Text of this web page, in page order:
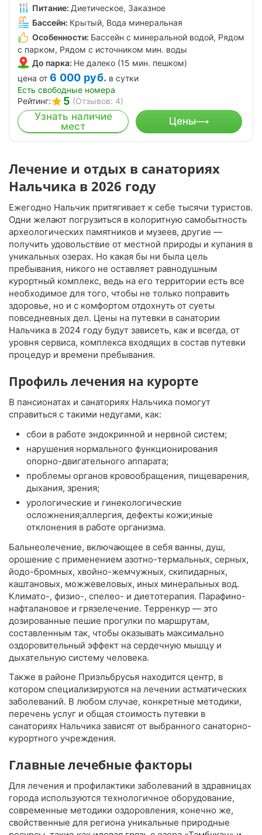
Лечение и отдых в санаториях
Нальчика в 2026 году
Ежегодно Нальчик притягивает к себе тысячи туристов.
Одни желают погрузиться в колоритную самобытность
археологических памятников и музеев, другие —
получить удовольствие от местной природы и купания в
уникальных озерах. Но какая бы ни была цель
пребывания, никого не оставляет равнодушным
курортный комплекс, ведь на его территории есть все
необходимое для того, чтобы не только поправить
здоровье, но и с комфортом отдохнуть от суеты
повседневных дел. Цены на путевки в санатории
Нальчика в 2024 году будут зависеть, как и всегда, от
уровня сервиса, комплекса входящих в состав путевки
процедур и времени пребывания.
Профиль лечения на курорте
В пансионатах и санаториях Нальчика помогут
справиться с такими недугами, как:
сбои в работе эндокринной и нервной систем;
нарушения нормального функционирования
опорно-двигательного аппарата;
проблемы органов кровообращения, пищеварения,
дыхания, зрения;
урологические и гинекологические
осложнения;аллергия, дефекты кожи;иные
отклонения в работе организма.
Бальнеолечение, включающее в себя ванны, душ,
орошение с применением азотно-термальных, серных,
йодо-бромных, хвойно-жемчужных, скипидарных,
каштановых, можжевеловых, иных минеральных вод.
Климато-, физио-, спелео- и диетотерапия. Парафино-
нафталановое и грязелечение. Терренкур — это
дозированные пешие прогулки по маршрутам,
составленным так, чтобы оказывать максимально
оздоровительный эффект на сердечную мышцу и
дыхательную систему человека.
Также в районе Приэльбрусья находится центр, в
котором специализируются на лечении астматических
заболеваний. В любом случае, конкретные методики,
перечень услуг и общая стоимость путевки в
санаториях Нальчика зависят от выбранного санаторно-
курортного учреждения.
Главные лечебные факторы
Для лечения и профилактики заболеваний в здравницах
города используются технологичное оборудование,
современные методики оздоровления, конечно же,
свойственные для региона уникальные природные
Питание: Диетическое, Заказное
Бассейн: Крытый, Вода минеральная
Особенности: Бассейн с минеральной водой, Рядом
с парком, Рядом с источником мин. воды
До парка: Не далеко (15 мин. пешком)
цена от 6 000 руб. в сутки
Есть свободные номера
Рейтинг:
5 (Отзывов: 4)
Узнать наличие
мест
Цены